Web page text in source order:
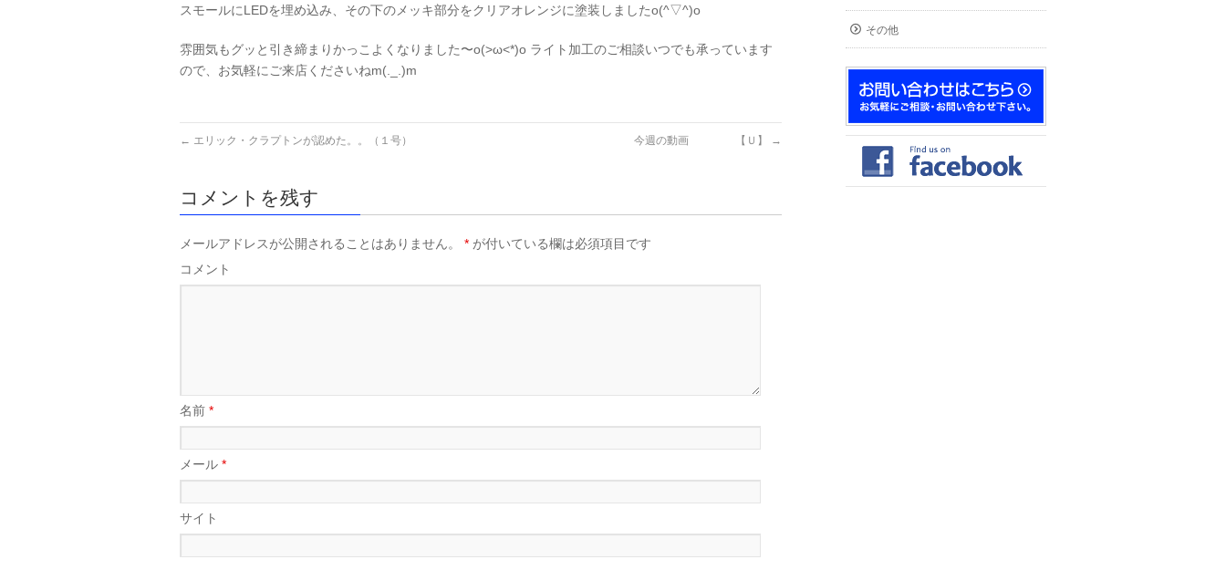
スモールにLEDを埋め込み、その下のメッキ部分をクリアオレンジに塗装しましたo(^▽^)o
雰囲気もグッと引き締まりかっこよくなりました〜o(>ω<*)o ライト加工のご相談いつでも承っています
ので、お気軽にご来店くださいねm(._.)m
← エリック・クラプトンが認めた。。（１号） 今週の動画 【Ｕ】 →
コメントを残す
メールアドレスが公開されることはありません。 * が付いている欄は必須項目です
コメント
名前 *
メール *
サイト
その他